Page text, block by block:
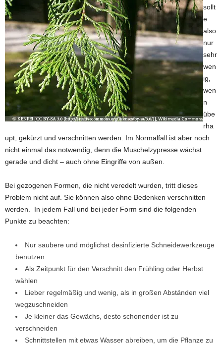
sollt
e
also
nur
sehr
wen
ig,
wen
n
übe
rha
upt, gekürzt und verschnitten werden. Im Normalfall ist aber noch
nicht einmal das notwendig, denn die Muschelzypresse wächst
gerade und dicht – auch ohne Eingriffe von außen.
Bei gezogenen Formen, die nicht veredelt wurden, tritt dieses
Problem nicht auf. Sie können also ohne Bedenken verschnitten
werden. In jedem Fall und bei jeder Form sind die folgenden
Punkte zu beachten:
Nur saubere und möglichst desinfizierte Schneidewerkzeuge
benutzen
Als Zeitpunkt für den Verschnitt den Frühling oder Herbst
wählen
Lieber regelmäßig und wenig, als in großen Abständen viel
wegzuschneiden
Je kleiner das Gewächs, desto schonender ist zu
verschneiden
Schnittstellen mit etwas Wasser abreiben, um die Pflanze zu